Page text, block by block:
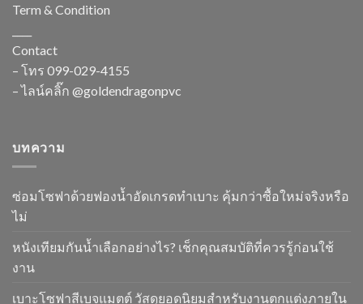
Term & Condition
Contact
– โทร 099-029-4155
– ไลน์คลิ๊ก @goldendragonpvc
บทความ
ซ่อมโซฟาด้วยฟองน้ำอัดเกรดทำเบาะ คุ้มกว่าซื้อใหม่จริงหรือ
ไม่
หนังเทียมกันน้ำเลือกอย่างไร? เช็กคุณสมบัติที่ควรรู้ก่อนใช้
งาน
เบาะโซฟาสีเบจแมตต์ วัสดุยอดนิยมสำหรับงานตกแต่งภายใน